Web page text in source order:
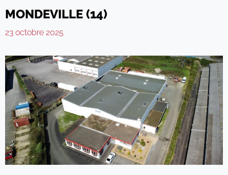
MONDEVILLE (14)
23 octobre 2025